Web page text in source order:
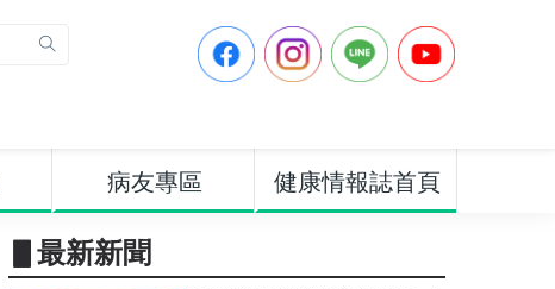
病友專區 健康情報誌首頁
▋最新新聞